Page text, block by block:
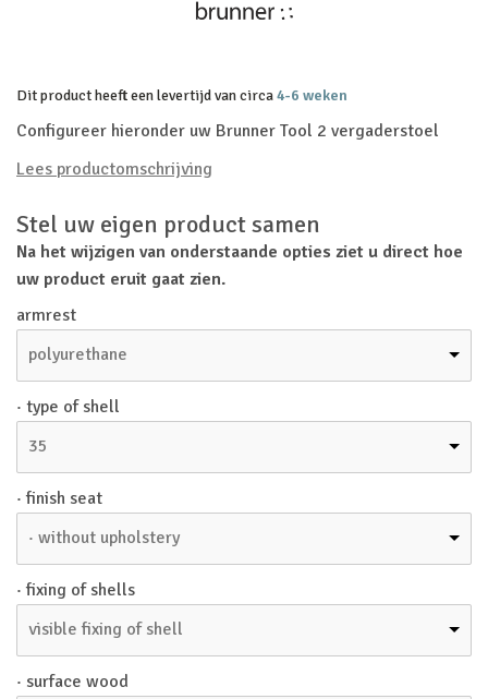
Dit product heeft een levertijd van circa4-6 weken
Configureer hieronder uw Brunner Tool 2 vergaderstoel
Lees productomschrijving
Stel uw eigen product samen
Na het wijzigen van onderstaande opties ziet u direct hoe
uw product eruit gaat zien.
armrest
polyurethane
· type of shell
35
· finish seat
· without upholstery
· fixing of shells
visible fixing of shell
· surface wood